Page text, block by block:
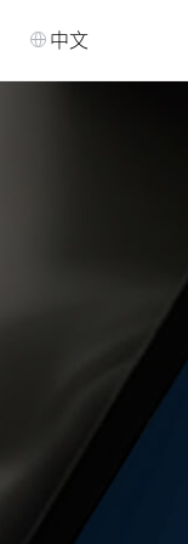
中文